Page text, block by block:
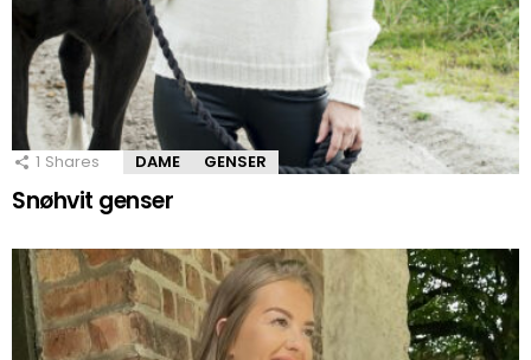
1 Shares DAME GENSER
Snøhvit genser